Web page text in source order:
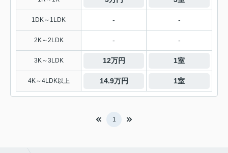
1DK～1LDK - -
2K～2LDK - -
3K～3LDK 12万円 1室
4K～4LDK以上 14.9万円 1室
1